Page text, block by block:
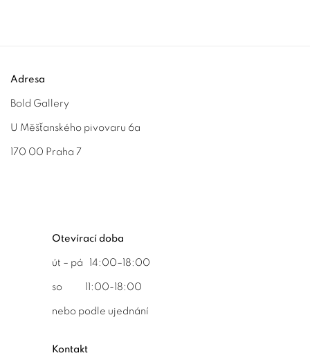
Adresa
Bold Gallery
U Měšťanského pivovaru 6a
170 00 Praha 7
Otevírací doba
út – pá 14:00–18:00
so 11:00-18:00
nebo podle ujednání
Kontakt